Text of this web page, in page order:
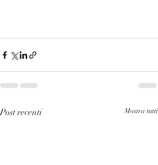
Post recenti Mostra tutti